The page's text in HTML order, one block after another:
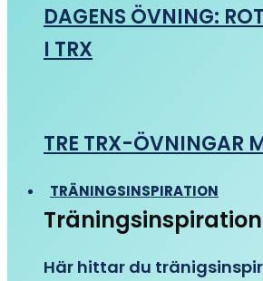
DAGENS ÖVNING:
I TRX
TRE TRX-ÖVNINGAR
TRÄNINGSINSPIRATION
Träningsinspiration
Här hittar du